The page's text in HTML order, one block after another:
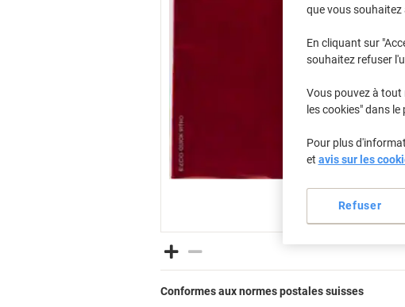
Conformes aux normes postales suisses
que vous souhaitez
En cliquant sur
souhaitez refuser
Vous pouvez à tout
les cookies" dans
Pour plus
et avis sur les
Refuser